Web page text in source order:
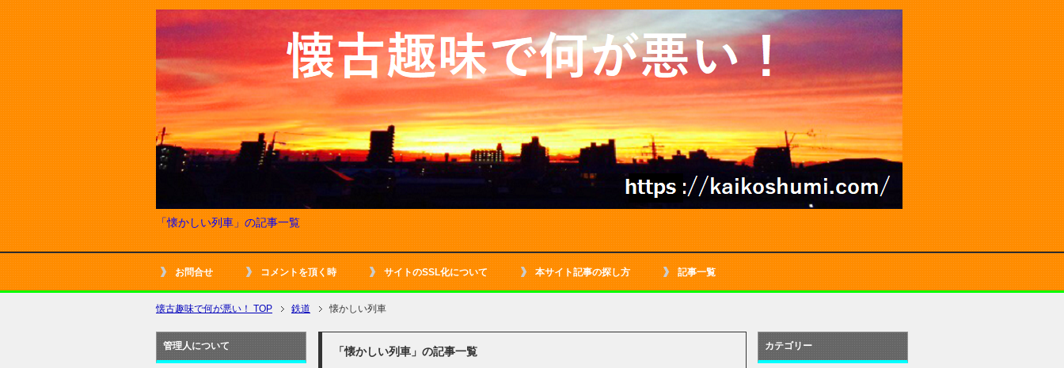
「懐かしい列車」の記事一覧
お問合せ コメントを頂く時 サイトのSSL化について 本サイト記事の探し方 記事一覧
懐古趣味で何が悪い！ TOP 鉄道 懐かしい列車
「懐かしい列車」の記事一覧
管理人について カテゴリー